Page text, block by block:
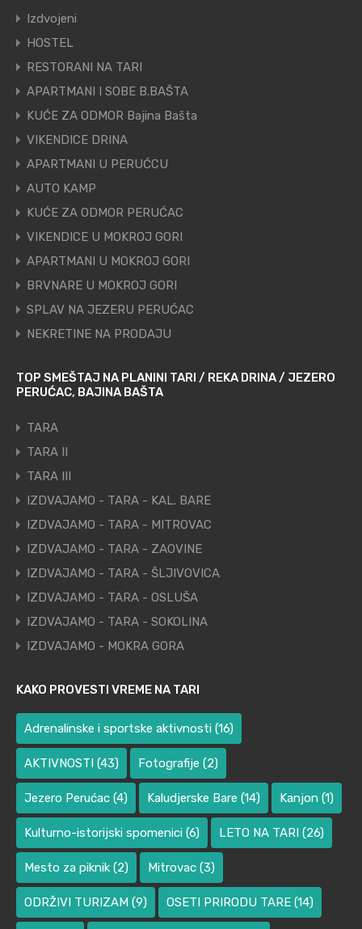
Izdvojeni
HOSTEL
RESTORANI NA TARI
APARTMANI I SOBE B.BAŠTA
KUĆE ZA ODMOR Bajina Bašta
VIKENDICE DRINA
APARTMANI U PERUĆCU
AUTO KAMP
KUĆE ZA ODMOR PERUĆAC
VIKENDICE U MOKROJ GORI
APARTMANI U MOKROJ GORI
BRVNARE U MOKROJ GORI
SPLAV NA JEZERU PERUĆAC
NEKRETINE NA PRODAJU
TOP SMEŠTAJ NA PLANINI TARI / REKA DRINA / JEZERO
PERUĆAC, BAJINA BAŠTA
TARA
TARA II
TARA III
IZDVAJAMO - TARA - KAL. BARE
IZDVAJAMO - TARA - MITROVAC
IZDVAJAMO - TARA - ZAOVINE
IZDVAJAMO - TARA - ŠLJIVOVICA
IZDVAJAMO - TARA - OSLUŠA
IZDVAJAMO - TARA - SOKOLINA
IZDVAJAMO - MOKRA GORA
KAKO PROVESTI VREME NA TARI
Adrenalinske i sportske aktivnosti (16)
AKTIVNOSTI (43) Fotografije (2)
Jezero Perućac (4) Kaludjerske Bare (14) Kanjon (1)
Kulturno-istorijski spomenici (6) LETO NA TARI (26)
Mesto za piknik (2) Mitrovac (3)
ODRŽIVI TURIZAM (9) OSETI PRIRODU TARE (14)